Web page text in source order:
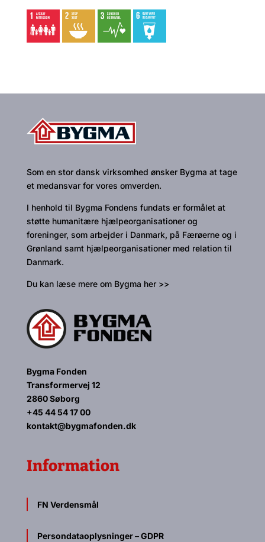
Som en stor dansk virksomhed ønsker Bygma at tage
et medansvar for vores omverden.
I henhold til Bygma Fondens fundats er formålet at
støtte humanitære hjælpeorganisationer og
foreninger, som arbejder i Danmark, på Færøerne og i
Grønland samt hjælpeorganisationer med relation til
Danmark.
Du kan læse mere om Bygma her >>
Bygma Fonden
Transformervej 12
2860 Søborg
+45 44 54 17 00
kontakt@bygmafonden.dk
Information
FN Verdensmål
Persondataoplysninger – GDPR